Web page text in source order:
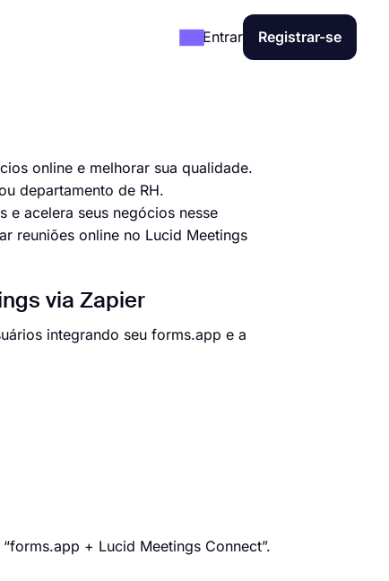
Entrar Registrar-se
online e melhorar sua qualidade.
departamento de RH.
e acelera seus negócios nesse
reuniões online no Lucid Meetings
via Zapier
integrando seu forms.app e a
+ Lucid Meetings Connect”.